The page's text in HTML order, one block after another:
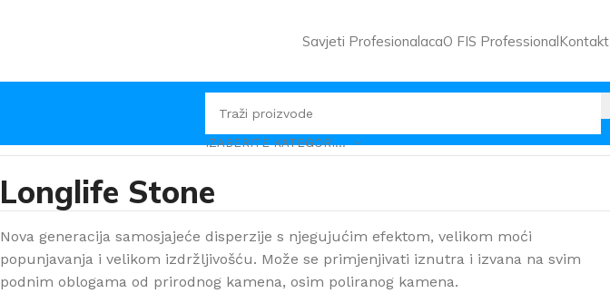
Savjeti ProfesionalacaO FIS ProfessionalKontakt
IZABERITE KATEGORIJU
Longlife Stone
Nova generacija samosjajeće disperzije s njegujućim efektom, velikom moći
popunjavanja i velikom izdržljivošću. Može se primjenjivati iznutra i izvana na svim
podnim oblogama od prirodnog kamena, osim poliranog kamena.